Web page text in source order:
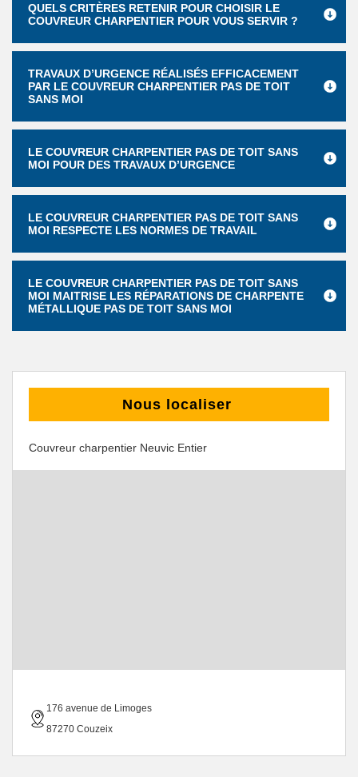
QUELS CRITÈRES RETENIR POUR CHOISIR LE
COUVREUR CHARPENTIER POUR VOUS SERVIR ?
TRAVAUX D’URGENCE RÉALISÉS EFFICACEMENT
PAR LE COUVREUR CHARPENTIER PAS DE TOIT
SANS MOI
LE COUVREUR CHARPENTIER PAS DE TOIT SANS
MOI POUR DES TRAVAUX D’URGENCE
LE COUVREUR CHARPENTIER PAS DE TOIT SANS
MOI RESPECTE LES NORMES DE TRAVAIL
LE COUVREUR CHARPENTIER PAS DE TOIT SANS
MOI MAITRISE LES RÉPARATIONS DE CHARPENTE
MÉTALLIQUE PAS DE TOIT SANS MOI
Nous localiser
Couvreur charpentier Neuvic Entier
176 avenue de Limoges
87270 Couzeix